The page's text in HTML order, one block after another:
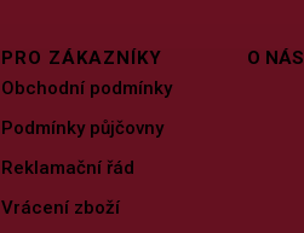
PRO ZÁKAZNÍKY
Obchodní podmínky
Podmínky půjčovny
Reklamační řád
Vrácení zboží
O NÁS